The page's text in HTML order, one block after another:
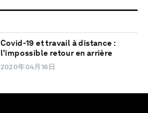
Covid-19 et travail à distance :
l'impossible retour en arrière
2020年04月16日